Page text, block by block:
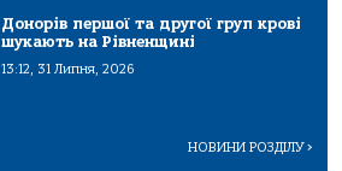
Донорів першої та другої груп крові
шукають на Рівненщині
13:12, 31 Липня, 2026
НОВИНИ РОЗДІЛУ>